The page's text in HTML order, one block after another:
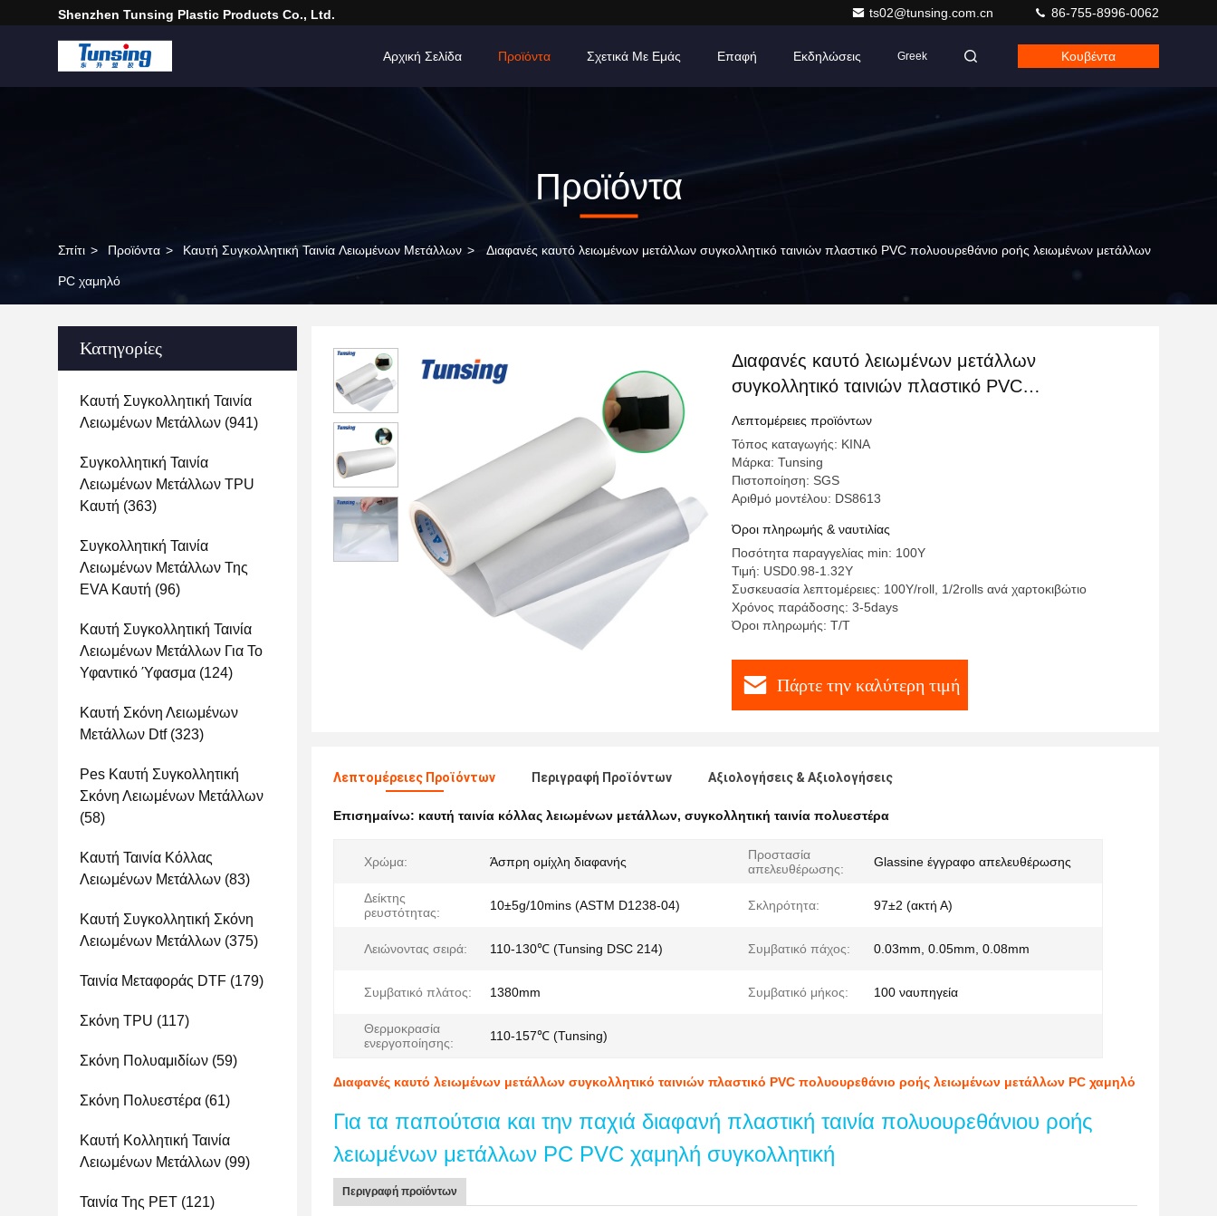
Shenzhen Tunsing Plastic Products Co., Ltd. ts02@tunsing.com.cn 86-755-8996-0062
Αρχική Σελίδα Προϊόντα Σχετικά Με Εμάς Επαφή Εκδηλώσεις Greek Κουβέντα
Προϊόντα
Σπίτι > Προϊόντα > Καυτή Συγκολλητική Ταινία Λειωμένων Μετάλλων > Διαφανές καυτό λειωμένων μετάλλων συγκολλητικό ταινιών πλαστικό PVC πολυουρεθάνιο ροής λειωμένων μετάλλων
PC χαμηλό
Κατηγορίες
Καυτή Συγκολλητική Ταινία
Λειωμένων Μετάλλων (941)
Συγκολλητική Ταινία
Λειωμένων Μετάλλων TPU
Καυτή (363)
Συγκολλητική Ταινία
Λειωμένων Μετάλλων Της
EVA Καυτή (96)
Καυτή Συγκολλητική Ταινία
Λειωμένων Μετάλλων Για Το
Υφαντικό Ύφασμα (124)
Καυτή Σκόνη Λειωμένων
Μετάλλων Dtf(323)
Pes Καυτή Συγκολλητική
Σκόνη Λειωμένων Μετάλλων
(58)
Καυτή Ταινία Κόλλας
Λειωμένων Μετάλλων (83)
Καυτή Συγκολλητική Σκόνη
Λειωμένων Μετάλλων (375)
Ταινία Μεταφοράς DTF (179)
Σκόνη TPU (117)
Σκόνη Πολυαμιδίων (59)
Σκόνη Πολυεστέρα (61)
Καυτή Κολλητική Ταινία
Λειωμένων Μετάλλων (99)
Ταινία Της PET (121)
Διαφανές καυτό λειωμένων μετάλλων
συγκολλητικό ταινιών πλαστικό PVC
πολυουρεθάνιο ροής λειωμένων μετάλλων PC
χαμηλό
Λεπτομέρειες προϊόντων
Τόπος καταγωγής: ΚΙΝΑ
Μάρκα: Tunsing
Πιστοποίηση: SGS
Αριθμό μοντέλου: DS8613
Όροι πληρωμής & ναυτιλίας
Ποσότητα παραγγελίας min: 100Y
Τιμή: USD0.98-1.32Y
Συσκευασία λεπτομέρειες: 100Y/roll, 1/2rolls ανά χαρτοκιβώτιο
Χρόνος παράδοσης: 3-5days
Όροι πληρωμής: T/T
Πάρτε την καλύτερη τιμή
Λεπτομέρειες Προϊόντων Περιγραφή Προϊόντων Αξιολογήσεις & Αξιολογήσεις
Επισημαίνω: καυτή ταινία κόλλας λειωμένων μετάλλων, συγκολλητική ταινία πολυεστέρα
Χρώμα: Άσπρη ομίχλη διαφανής
Προστασία
απελευθέρωσης:
Glassine έγγραφο απελευθέρωσης
Δείκτης
ρευστότητας:
10±5g/10mins (ASTM D1238-04) Σκληρότητα: 97±2 (ακτή Α)
Λειώνοντας σειρά: 110-130℃ (Tunsing DSC 214) Συμβατικό πάχος: 0.03mm, 0.05mm, 0.08mm
Συμβατικό πλάτος: 1380mm Συμβατικό μήκος: 100 ναυπηγεία
Θερμοκρασία
ενεργοποίησης:
110-157℃ (Tunsing)
Διαφανές καυτό λειωμένων μετάλλων συγκολλητικό ταινιών πλαστικό PVC πολυουρεθάνιο ροής λειωμένων μετάλλων PC χαμηλό
Για τα παπούτσια και την παχιά διαφανή πλαστική ταινία πολυουρεθάνιου ροής
λειωμένων μετάλλων PC PVC χαμηλή συγκολλητική
Περιγραφή προϊόντων